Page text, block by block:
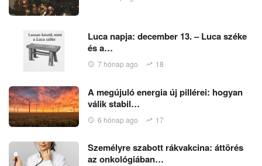
Luca napja: december 13. – Luca széke
és a…
7 hónap ago 18
A megújuló energia új pillérei: hogyan
válik stabil…
6 hónap ago 17
Személyre szabott rákvakcina: áttörés
az onkológiában…